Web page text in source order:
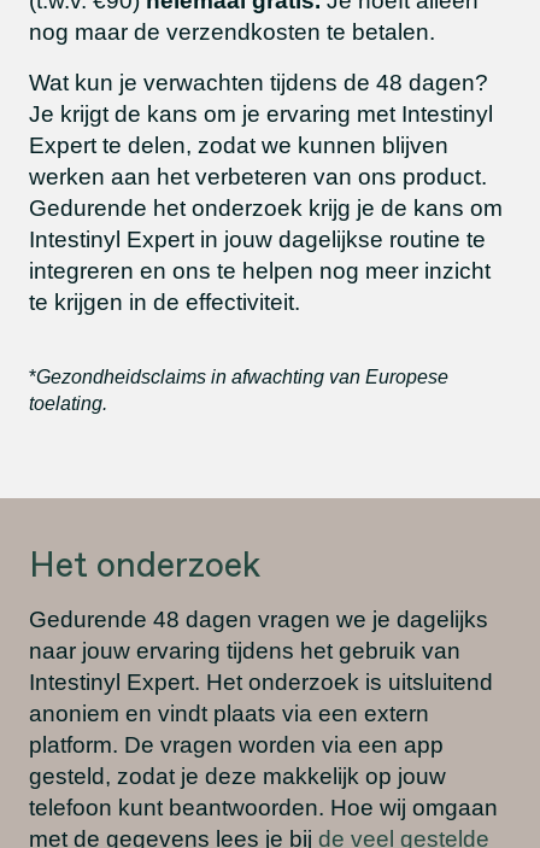
nog maar de verzendkosten te betalen.
Wat kun je verwachten tijdens de 48 dagen?
Je krijgt de kans om je ervaring met Intestinyl
Expert te delen, zodat we kunnen blijven
werken aan het verbeteren van ons product.
Gedurende het onderzoek krijg je de kans om
Intestinyl Expert in jouw dagelijkse routine te
integreren en ons te helpen nog meer inzicht
te krijgen in de effectiviteit.
*Gezondheidsclaims in afwachting van Europese
toelating.
Het onderzoek
Gedurende 48 dagen vragen we je dagelijks
naar jouw ervaring tijdens het gebruik van
Intestinyl Expert. Het onderzoek is uitsluitend
anoniem en vindt plaats via een extern
platform. De vragen worden via een app
gesteld, zodat je deze makkelijk op jouw
telefoon kunt beantwoorden. Hoe wij omgaan
met de gegevens lees je bij de veel gestelde